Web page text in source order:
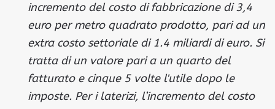
incremento del costo di fabbricazione di 3,4
euro per metro quadrato prodotto, pari ad un
extra costo settoriale di 1.4 miliardi di euro. Si
tratta di un valore pari a un quarto del
fatturato e cinque 5 volte l'utile dopo le
imposte. Per i laterizi, l’incremento del costo